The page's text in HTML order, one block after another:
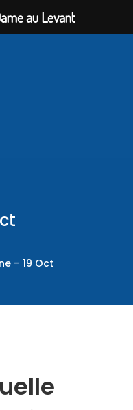
– 19 Oct
au Levant